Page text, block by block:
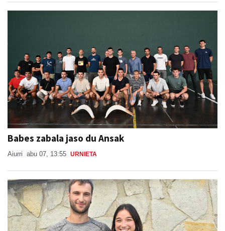
Babes zabala jaso du Ansak
Aiurri abu 07, 13:55 URNIETA